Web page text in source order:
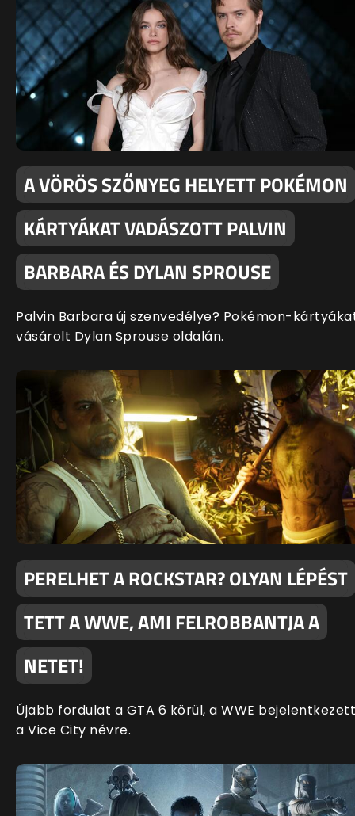
A VÖRÖS SZŐNYEG HELYETT POKÉMON
KÁRTYÁKAT VADÁSZOTT PALVIN
BARBARA ÉS DYLAN SPROUSE
Palvin Barbara új szenvedélye? Pokémon-
vásárolt Dylan Sprouse oldalán.
PERELHET A ROCKSTAR? OLYAN LÉPÉST
TETT A WWE, AMI FELROBBANTJA A
NETET!
Újabb fordulat a GTA 6 körül, a WWE bejelentkezett
a Vice City névre.